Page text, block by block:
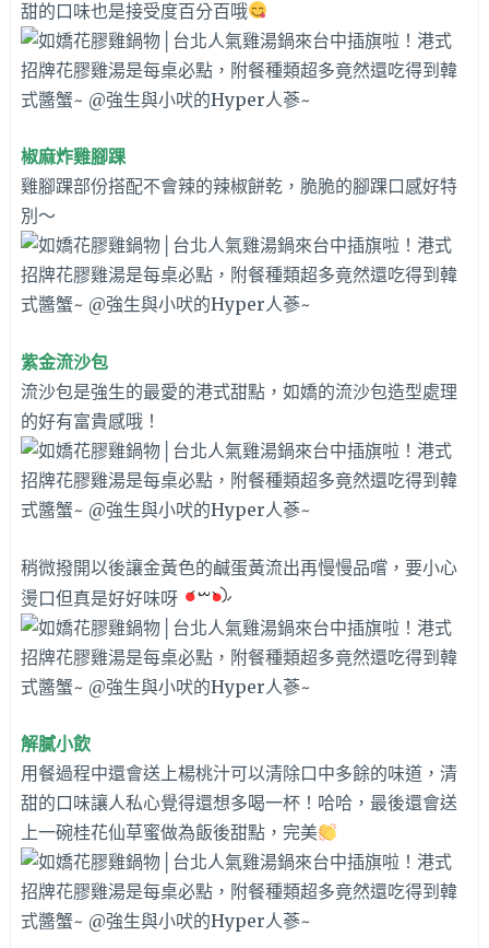
甜的口味也是接受度百分百哦
椒麻炸雞腳踝
雞腳踝部份搭配不會辣的辣椒餅乾，脆脆的腳踝口感好特
別～
紫金流沙包
流沙包是強生的最愛的港式甜點，如嬌的流沙包造型處理
的好有富貴感哦！
稍微撥開以後讓金黃色的鹹蛋黃流出再慢慢品嚐，要小心
燙口但真是好好味呀
解膩小飲
用餐過程中還會送上楊桃汁可以清除口中多餘的味道，清
甜的口味讓人私心覺得還想多喝一杯！哈哈，最後還會送
上一碗桂花仙草蜜做為飯後甜點，完美